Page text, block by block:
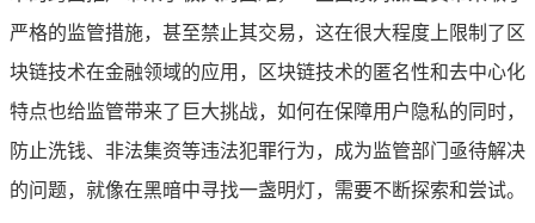
严格的监管措施，甚至禁止其交易，这在很大程度上限制了区
块链技术在金融领域的应用，区块链技术的匿名性和去中心化
特点也给监管带来了巨大挑战，如何在保障用户隐私的同时，
防止洗钱、非法集资等违法犯罪行为，成为监管部门亟待解决
的问题，就像在黑暗中寻找一盏明灯，需要不断探索和尝试。